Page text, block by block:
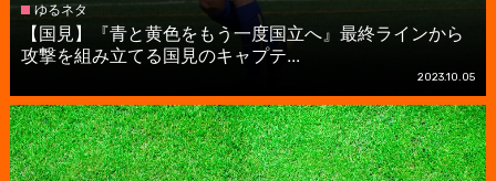
ゆるネタ
【国見】『青と黄色をもう一度国立へ』最終ラインから
攻撃を組み立てる国見のキャプテ...
2023.10.05